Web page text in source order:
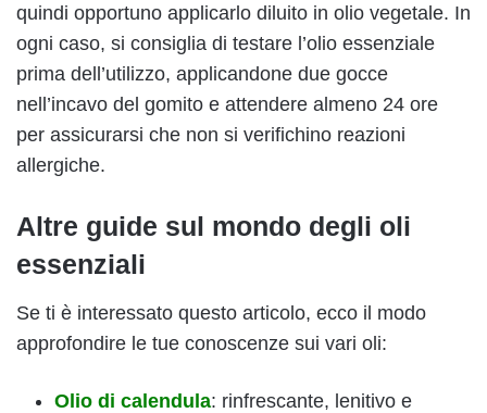
quindi opportuno applicarlo diluito in olio vegetale. In
ogni caso, si consiglia di testare l’olio essenziale
prima dell’utilizzo, applicandone due gocce
nell’incavo del gomito e attendere almeno 24 ore
per assicurarsi che non si verifichino reazioni
allergiche.
Altre guide sul mondo degli oli
essenziali
Se ti è interessato questo articolo, ecco il modo
approfondire le tue conoscenze sui vari oli:
Olio di calendula: rinfrescante, lenitivo e